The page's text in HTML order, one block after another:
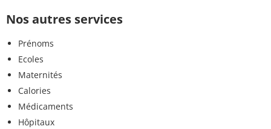
Nos autres services
Prénoms
Ecoles
Maternités
Calories
Médicaments
Hôpitaux